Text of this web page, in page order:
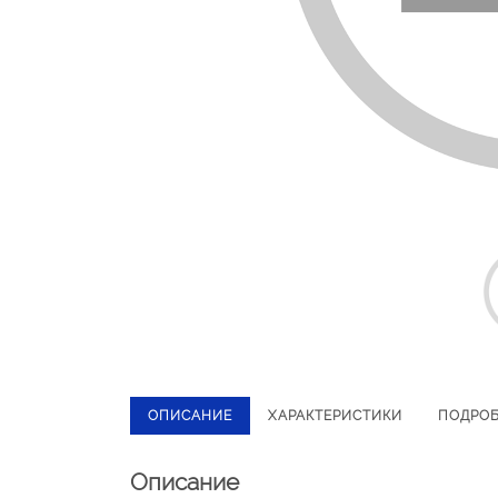
ОПИСАНИЕ ХАРАКТЕРИСТИКИ
Описание